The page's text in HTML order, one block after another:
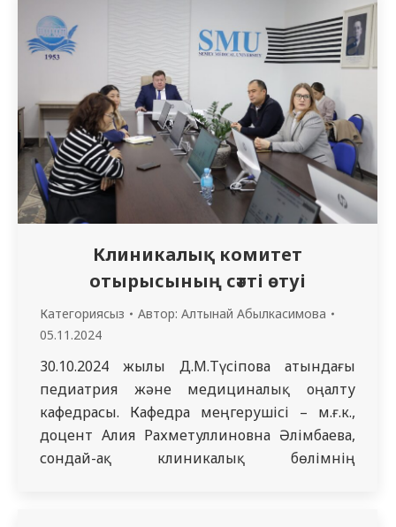
гуманитарлық пәндер кафедрасының
меңгерушісі, тарих ғылымдарының
кандидаты Аман Қапанұлының Семей
медицина университетінің студенттеріне
өткізген «Этникалық әртүрлілік
жағдайында ұлттық бірлікті сақтау мен
нығайту» тақырыбындағы…
Клиникалық комитет
отырысының сәтті өтуі
Категориясыз Автор: Алтынай Абылкасимова
05.11.2024
30.10.2024 жылы Д.М.Түсіпова атындағы
педиатрия және медициналық оңалту
кафедрасы. Кафедра меңгерушісі – м.ғ.к.,
доцент Алия Рахметуллиновна Әлімбаева,
сондай-ақ клиникалық бөлімнің